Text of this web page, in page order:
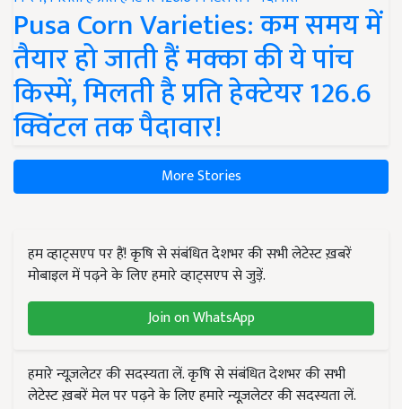
Pusa Corn Varieties: कम समय में
तैयार हो जाती हैं मक्का की ये पांच
किस्में, मिलती है प्रति हेक्टेयर 126.6
क्विंटल तक पैदावार!
More Stories
हम व्हाट्सएप पर हैं! कृषि से संबंधित देशभर की सभी लेटेस्ट ख़बरें
मोबाइल में पढ़ने के लिए हमारे व्हाट्सएप से जुड़ें.
Join on WhatsApp
हमारे न्यूज़लेटर की सदस्यता लें. कृषि से संबंधित देशभर की सभी
लेटेस्ट ख़बरें मेल पर पढ़ने के लिए हमारे न्यूज़लेटर की सदस्यता लें.